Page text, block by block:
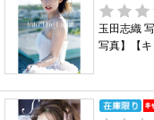
玉田志織
写真】【キ